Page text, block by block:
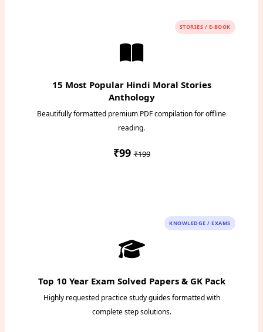
STORIES / E-BOOK
15 Most Popular Hindi Moral Stories
Anthology
Beautifully formatted premium PDF compilation for offline
reading.
₹99₹199
KNOWLEDGE / EXAMS
Top 10 Year Exam Solved Papers & GK Pack
Highly requested practice study guides formatted with
complete step solutions.